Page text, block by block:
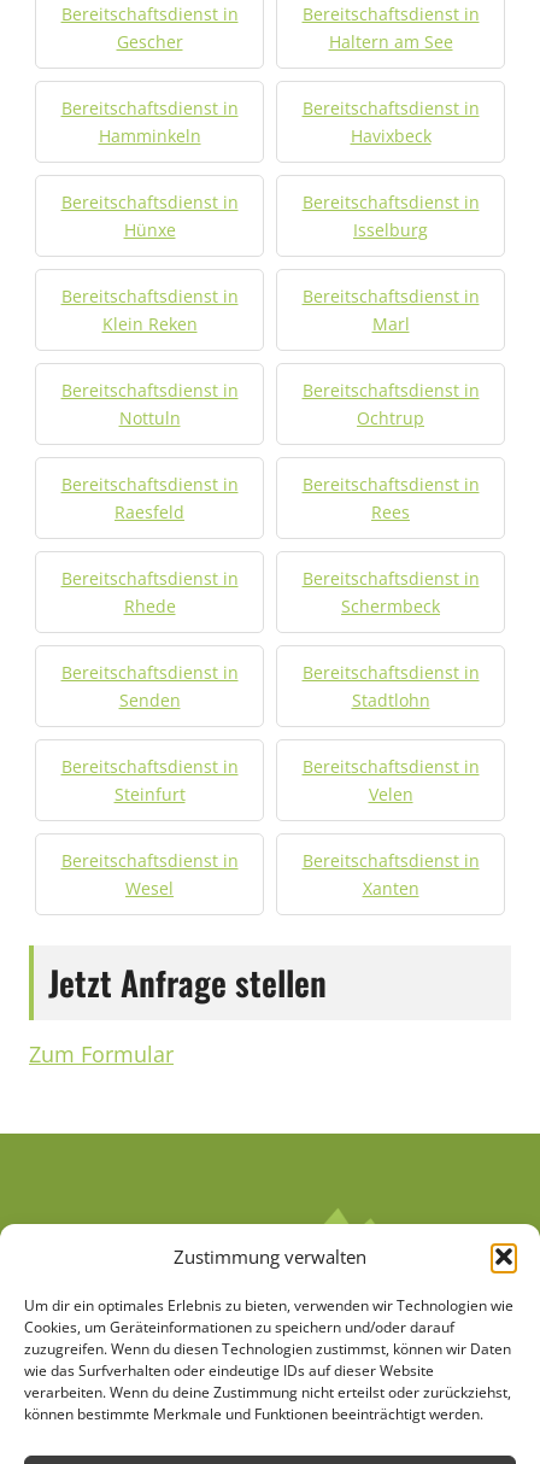
Zustimmung verwalten
Um dir ein optimales Erlebnis zu bieten, verwenden wir Technologien wie
Cookies, um Geräteinformationen zu speichern und/oder darauf
zuzugreifen. Wenn du diesen Technologien zustimmst, können wir Daten
wie das Surfverhalten oder eindeutige IDs auf dieser Website
verarbeiten. Wenn du deine Zustimmung nicht erteilst oder zurückziehst,
können bestimmte Merkmale und Funktionen beeinträchtigt werden.
Bereitschaftsdienst in
Gescher
Bereitschaftsdienst in
Haltern am See
Bereitschaftsdienst in
Hamminkeln
Bereitschaftsdienst in
Havixbeck
Bereitschaftsdienst in
Hünxe
Bereitschaftsdienst in
Isselburg
Bereitschaftsdienst in
Klein Reken
Bereitschaftsdienst in
Marl
Bereitschaftsdienst in
Nottuln
Bereitschaftsdienst in
Ochtrup
Bereitschaftsdienst in
Raesfeld
Bereitschaftsdienst in
Rees
Bereitschaftsdienst in
Rhede
Bereitschaftsdienst in
Schermbeck
Bereitschaftsdienst in
Senden
Bereitschaftsdienst in
Stadtlohn
Bereitschaftsdienst in
Steinfurt
Bereitschaftsdienst in
Velen
Bereitschaftsdienst in
Wesel
Bereitschaftsdienst in
Xanten
Jetzt Anfrage stellen
Zum Formular
AGB
Datenschutzerklärung